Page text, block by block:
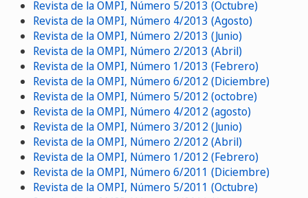
Revista de la OMPI, Número 5/2013 (Octubre)
Revista de la OMPI, Número 4/2013 (Agosto)
Revista de la OMPI, Número 2/2013 (Junio)
Revista de la OMPI, Número 2/2013 (Abril)
Revista de la OMPI, Número 1/2013 (Febrero)
Revista de la OMPI, Número 6/2012 (Diciembre)
Revista de la OMPI, Número 5/2012 (octobre)
Revista de la OMPI, Número 4/2012 (agosto)
Revista de la OMPI, Número 3/2012 (Junio)
Revista de la OMPI, Número 2/2012 (Abril)
Revista de la OMPI, Número 1/2012 (Febrero)
Revista de la OMPI, Número 6/2011 (Diciembre)
Revista de la OMPI, Número 5/2011 (Octubre)